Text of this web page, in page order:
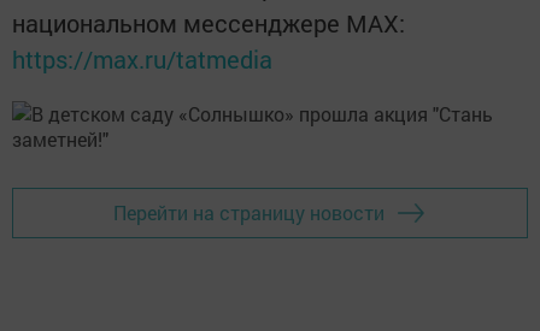
национальном мессенджере MАХ:
https://max.ru/tatmedia
Перейти на страницу новости